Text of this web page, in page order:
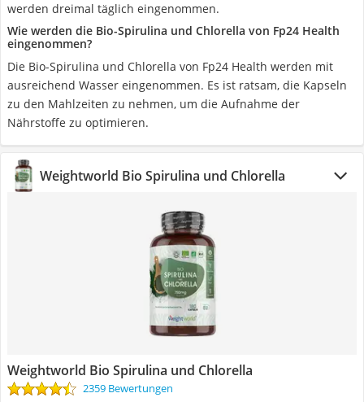
werden dreimal täglich eingenommen.
Wie werden die Bio-Spirulina und Chlorella von Fp24 Health
eingenommen?
Die Bio-Spirulina und Chlorella von Fp24 Health werden mit
ausreichend Wasser eingenommen. Es ist ratsam, die Kapseln
zu den Mahlzeiten zu nehmen, um die Aufnahme der
Nährstoffe zu optimieren.
Weightworld Bio Spirulina und Chlorella
Weightworld Bio Spirulina und Chlorella
2359 Bewertungen